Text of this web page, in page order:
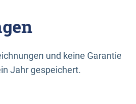
und keine Garantie
Jahr gespeichert.